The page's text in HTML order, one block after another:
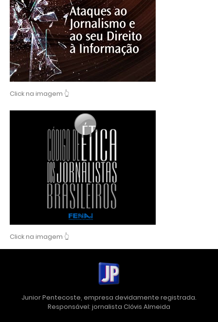
Click na imagem 👆
Click na imagem 👆
Junior Pentecoste, empresa devidamente registrada.
Responsável: jornalista Clóvis Almeida